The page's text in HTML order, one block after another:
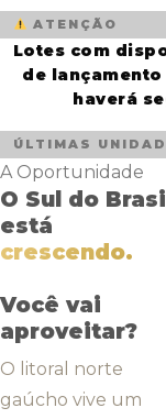
ATENÇÃO
Lotes com
de lançamento
haverá
ÚLTIMAS
A Oportunidade
O Sul do
está
crescendo.
Você vai
aproveitar?
O litoral norte
gaúcho vive um